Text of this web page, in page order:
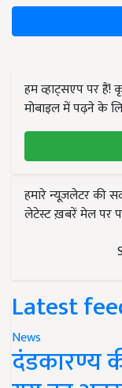
हम व्हाट्सएप पर
मोबाइल में पढ़ने के
हमारे न्यूज़लेटर की
लेटेस्ट ख़बरें मेल पर
Latest
News
दंडकारण्य